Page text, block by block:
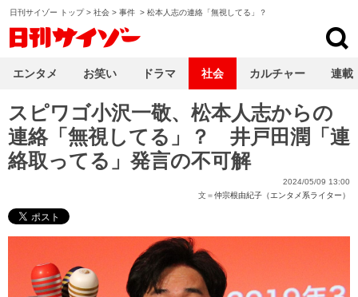
日刊サイゾー トップ> 社会 > 事件 > 松本人志の連絡「無視してる」？
スピワゴ小沢一敬、松本人志からの
連絡「無視してる」？ 井戸田潤「連
絡取ってる」発言の不可解
2024/05/09 13:00
文＝仲宗根由紀子（エンタメ系ライター）
エンタメ お笑い ドラマ 社会 カルチャー 連載